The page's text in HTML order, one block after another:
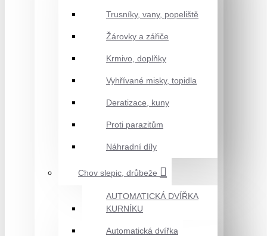
Trusníky, vany, popeliště
Žárovky a zářiče
Krmivo, doplňky
Vyhřívané misky, topidla
Deratizace, kuny
Proti parazitům
Náhradní díly
Chov slepic, drůbeže
AUTOMATICKÁ DVÍŘKA
KURNÍKU
Automatická dvířka